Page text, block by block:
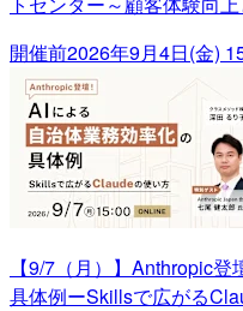
開催前2026年9月4日(金)
【9/7（月）】Anthropic
具体例ーSkillsで広がる